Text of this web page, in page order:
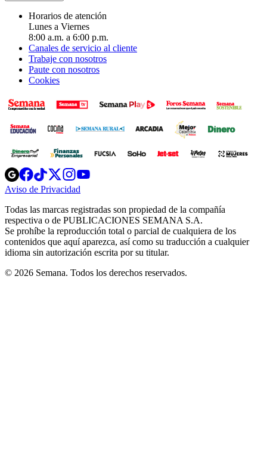
Horarios de atención
Lunes a Viernes
8:00 a.m. a 6:00 p.m.
Canales de servicio al cliente
Trabaje con nosotros
Paute con nosotros
Cookies
Opens
in
new
Opens
in
new
Opens
in
new
window
Opens
new
windowwindow
Aviso de Privacidad
new
window
Todas las marcas registradas son propiedad de la compañía
respectiva o de PUBLICACIONES SEMANA S.A.
Se prohíbe la reproducción total o parcial de cualquiera de los
contenidos que aquí aparezca, así como su traducción a cualquier
idioma sin autorización escrita por su titular.
© 2026 Semana. Todos los derechos reservados.